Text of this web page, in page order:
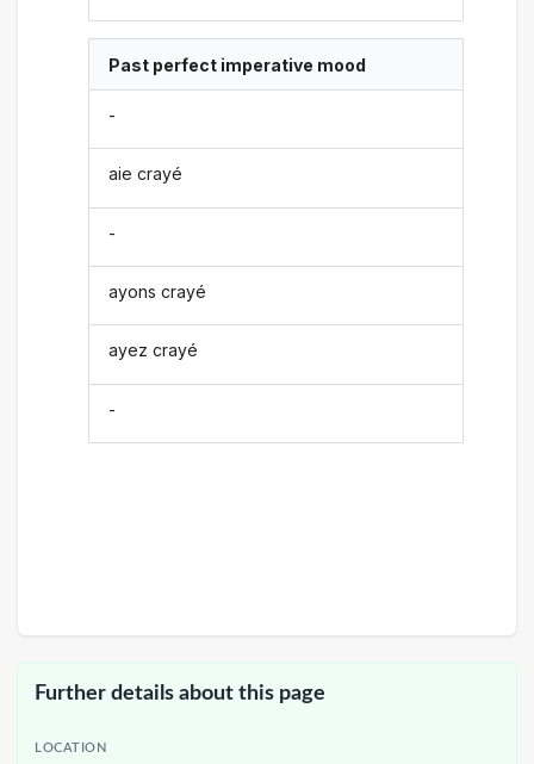
Past perfect imperative mood
-
aie crayé
-
ayons crayé
ayez crayé
-
Further details about this page
LOCATION